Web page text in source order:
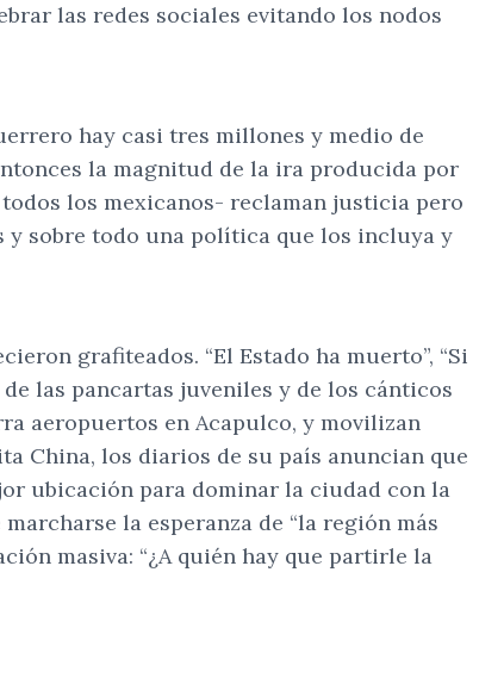
las redes sociales evitando los nodos
hay casi tres millones y medio de
la magnitud de la ira producida por
los mexicanos- reclaman justicia pero
y sobre todo una política que los incluya y
grafiteados. “El Estado ha muerto”, “Si
las pancartas juveniles y de los cánticos
aeropuertos en Acapulco, y movilizan
China, los diarios de su país anuncian que
ubicación para dominar la ciudad con la
la esperanza de “la región más
masiva: “¿A quién hay que partirle la